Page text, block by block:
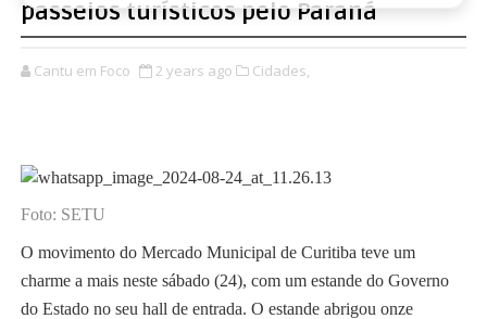
passeios turísticos pelo Paraná
Cantu em Foco 2 years ago Cidades,
Foto: SETU
O movimento do Mercado Municipal de Curitiba teve um
charme a mais neste sábado (24), com um estande do Governo
do Estado no seu hall de entrada. O estande abrigou onze